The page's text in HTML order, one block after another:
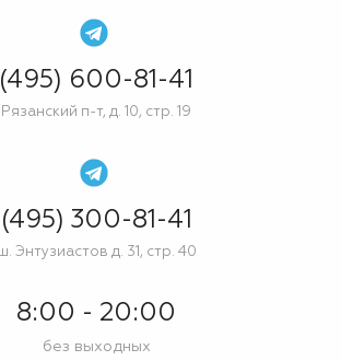
(495) 600-81-41
Рязанский п-т, д. 10, стр. 19
(495) 300-81-41
Энтузиастов д. 31, стр. 40
8:00 - 20:00
без выходных